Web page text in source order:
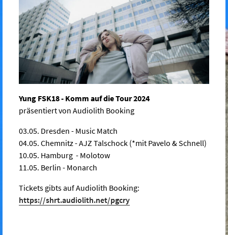
Yung FSK18 - Komm auf die Tour 2024
präsentiert von Audiolith Booking
03.05. Dresden - Music Match
04.05. Chemnitz - AJZ Talschock (*mit Pavelo & Schnell)
10.05. Hamburg - Molotow
11.05. Berlin - Monarch
Tickets gibts auf Audiolith Booking:
https://shrt.audiolith.net/pgcry